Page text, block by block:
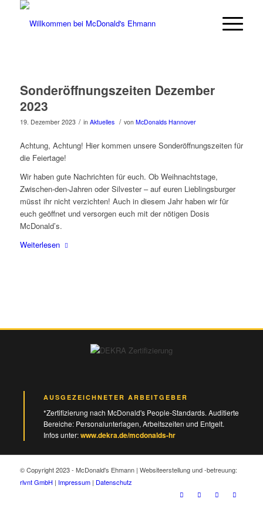
Sonderöffnungszeiten Dezember
2023
19. Dezember 2023 / in Aktuelles / von McDonalds Hannover
Achtung, Achtung! Hier kommen unsere Sonderöffnungszeiten für
die Feiertage!
Wir haben gute Nachrichten für euch. Ob Weihnachtstage,
Zwischen-den-Jahren oder Silvester – auf euren Lieblingsburger
müsst ihr nicht verzichten! Auch in diesem Jahr haben wir für
euch geöffnet und versorgen euch mit der nötigen Dosis
McDonald’s.
Weiterlesen
AUSGEZEICHNETER ARBEITGEBER
*Zertifizierung nach McDonald's People-Standards. Auditierte
Bereiche: Personalunterlagen, Arbeitszeiten und Entgelt.
Infos unter:www.dekra.de/mcdonalds-hr
© Copyright 2023 - McDonald's Ehmann | Websiteerstellung und -betreuung:
rlvnt GmbH | Impressum| Datenschutz
(m/w/d) gesucht. Bewirb dich in unter
Jetzt bewerben